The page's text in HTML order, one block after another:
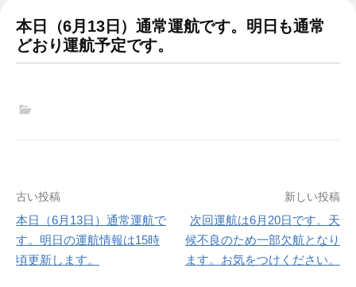
本日（6月13日）通常運航です。明日も通常
どおり運航予定です。
投
稿
ナ
古い投稿
本日（6月13日）通常運航で
す。明日の運航情報は15時
頃更新します。
新しい投稿
次回運航は6月20日です。天
候不良のため一部欠航となり
ます。お気をつけください。